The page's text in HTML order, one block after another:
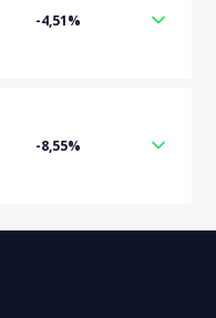
-4,51%
-8,55%